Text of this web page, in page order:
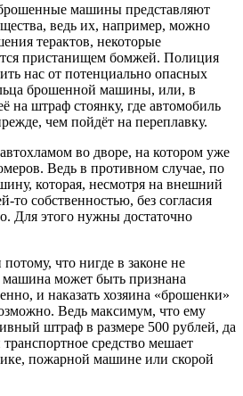
машины представляют
ведь их, например, можно
терактов, некоторые
пристанищем бомжей. Полиция
нас от потенциально опасных
брошенной машины, или, в
на штраф стоянку, где автомобиль
чем пойдёт на переплавку.
во дворе, на котором уже
Ведь в противном случае, по
которая, несмотря на внешний
то собственностью, без согласия
Для этого нужны достаточно
что нигде в законе не
может быть признана
и наказать хозяина «брошенки»
Ведь максимум, что ему
штраф в размере 500 рублей, да
средство мешает
пожарной машине или скорой